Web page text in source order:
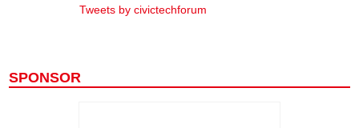
Tweets by civictechforum
SPONSOR